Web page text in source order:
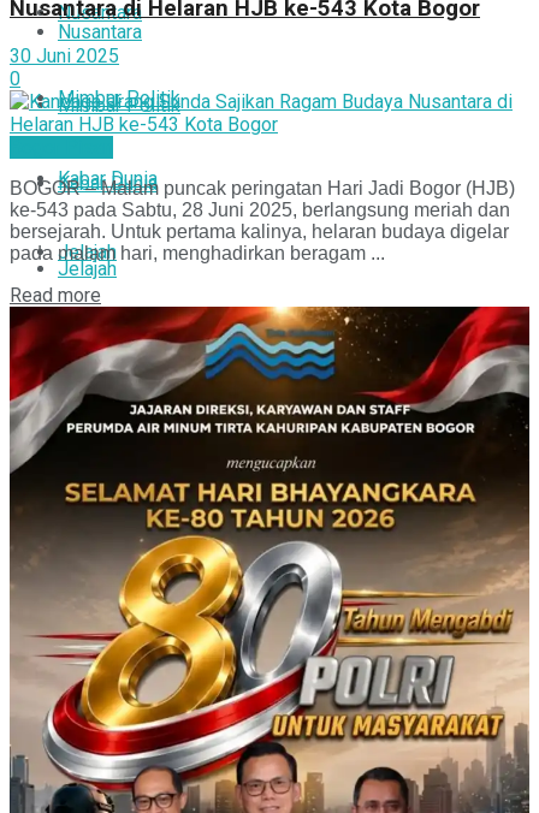
Nusantara
Mimbar Politik
Kabar Dunia
Jelajah
Persepsi
Bogor Pisan
Info Pak Kades
Info Pak Lurah
No Result
Nusantara
Mimbar Politik
Kabar Dunia
Jelajah
Persepsi
Bogor Pisan
Info Pak Kades
Info Pak Lurah
No Result
View All Result
Nusantara di Helaran HJB ke-543 Kota Bogor
30 Juni 2025
0
BOGOR – Malam puncak peringatan Hari Jadi Bogor (HJB)
ke-543 pada Sabtu, 28 Juni 2025, berlangsung meriah dan
bersejarah. Untuk pertama kalinya, helaran budaya digelar
pada malam hari, menghadirkan beragam ...
Read more